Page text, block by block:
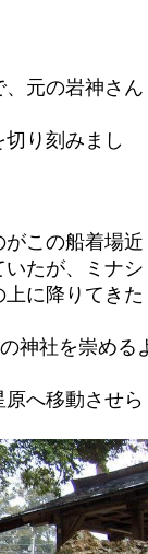
元の岩神さん
り刻みまし
この船着場近
いたが、ミナシ
に降りてきた
神社を崇める
へ移動させら